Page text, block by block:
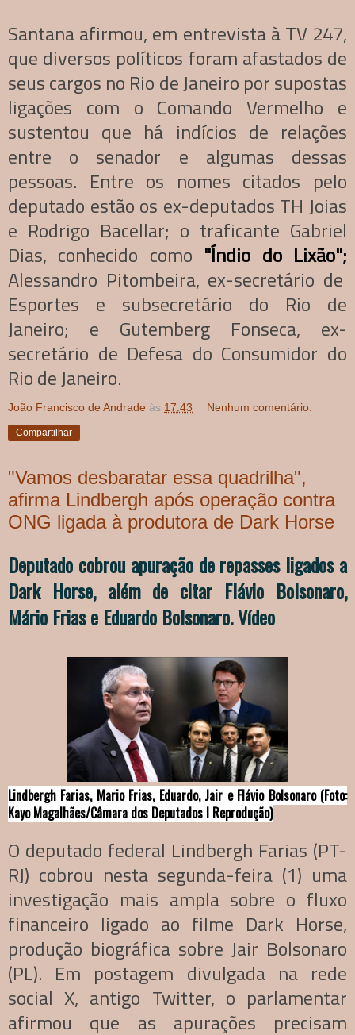
Santana afirmou, em entrevista à TV 247,
que diversos políticos foram afastados de
seus cargos no Rio de Janeiro por supostas
ligações com o Comando Vermelho e
sustentou que há indícios de relações
entre o senador e algumas dessas
pessoas. Entre os nomes citados pelo
deputado estão os ex-deputados TH Joias
e Rodrigo Bacellar; o traficante Gabriel
Dias, conhecido como "Índio do Lixão";
Alessandro Pitombeira, ex-secretário de
Esportes e subsecretário do Rio de
Janeiro; e Gutemberg Fonseca, ex-
secretário de Defesa do Consumidor do
Rio de Janeiro.
João Francisco de Andrade às 17:43 Nenhum comentário:
Compartilhar
"Vamos desbaratar essa quadrilha",
afirma Lindbergh após operação contra
ONG ligada à produtora de Dark Horse
Deputado cobrou apuração de repasses ligados a
Dark Horse, além de citar Flávio Bolsonaro,
Mário Frias e Eduardo Bolsonaro. Vídeo
Lindbergh Farias, Mario Frias, Eduardo, Jair e Flávio Bolsonaro (Foto:
Kayo Magalhães/Câmara dos Deputados I Reprodução)
O deputado federal Lindbergh Farias (PT-
RJ) cobrou nesta segunda-feira (1) uma
investigação mais ampla sobre o fluxo
financeiro ligado ao filme Dark Horse,
produção biográfica sobre Jair Bolsonaro
(PL). Em postagem divulgada na rede
social X, antigo Twitter, o parlamentar
afirmou que as apurações precisam